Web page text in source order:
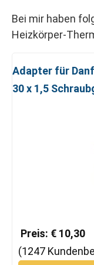
Bei mir haben
Heizkörper-
Adapter für
30 x 1,5
Preis: € 10,30
(1247